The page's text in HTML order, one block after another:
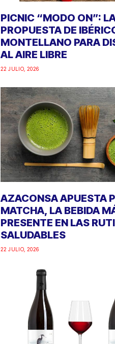
PICNIC “MODO ON”:
PROPUESTA DE
MONTELLANO PARA
AL AIRE LIBRE
22 JULIO, 2026
AZACONSA APUESTA
MATCHA, LA BEBIDA
PRESENTE EN LAS
SALUDABLES
22 JULIO, 2026